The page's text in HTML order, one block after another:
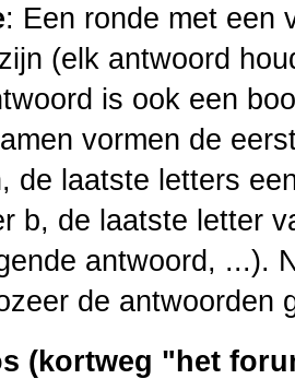
: Een ronde met een
(elk antwoord
is ook een
vormen de
de laatste letters
b, de laatste letter
antwoord, ...).
de antwoorden
(kortweg "het